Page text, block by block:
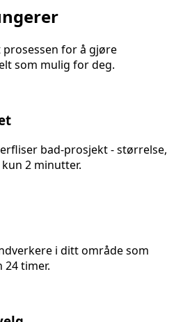
for å gjøre
som mulig for deg.
bad-prosjekt - størrelse,
2 minutter.
i ditt område som
timer.